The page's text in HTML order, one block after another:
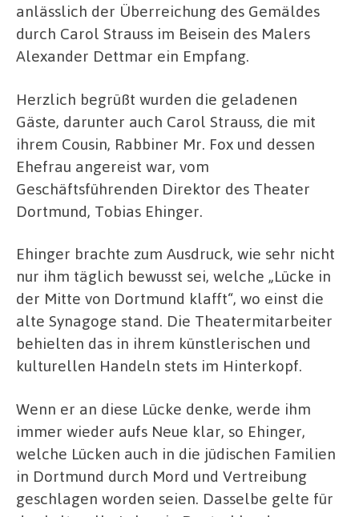
anlässlich der Überreichung des Gemäldes
durch Carol Strauss im Beisein des Malers
Alexander Dettmar ein Empfang.
Herzlich begrüßt wurden die geladenen
Gäste, darunter auch Carol Strauss, die mit
ihrem Cousin, Rabbiner Mr. Fox und dessen
Ehefrau angereist war, vom
Geschäftsführenden Direktor des Theater
Dortmund, Tobias Ehinger.
Ehinger brachte zum Ausdruck, wie sehr nicht
nur ihm täglich bewusst sei, welche „Lücke in
der Mitte von Dortmund klafft“, wo einst die
alte Synagoge stand. Die Theatermitarbeiter
behielten das in ihrem künstlerischen und
kulturellen Handeln stets im Hinterkopf.
Wenn er an diese Lücke denke, werde ihm
immer wieder aufs Neue klar, so Ehinger,
welche Lücken auch in die jüdischen Familien
in Dortmund durch Mord und Vertreibung
geschlagen worden seien. Dasselbe gelte für